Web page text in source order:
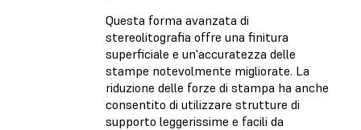
Questa forma avanzata di
stereolitografia offre una finitura
superficiale e un'accuratezza delle
stampe notevolmente migliorate. La
riduzione delle forze di stampa ha anche
consentito di utilizzare strutture di
supporto leggerissime e facili da